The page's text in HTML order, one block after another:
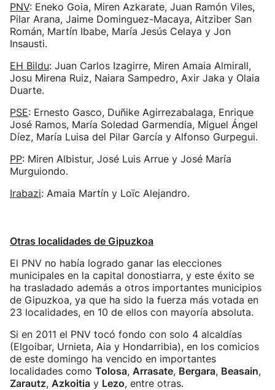
PNV: Eneko Goia, Miren Azkarate, Juan Ramón Viles,
Pilar Arana, Jaime Dominguez-Macaya, Aitziber San
Román, Martín Ibabe, María Jesús Celaya y Jon
Insausti.
EH Bildu: Juan Carlos Izagirre, Miren Amaia Almirall,
Josu Mirena Ruiz, Naiara Sampedro, Axir Jaka y Olaia
Duarte.
PSE: Ernesto Gasco, Duñike Agirrezabalaga, Enrique
José Ramos, María Soledad Garmendia, Miguel Ángel
Díez, María Luisa del Pilar García y Alfonso Gurpegui.
PP: Miren Albistur, José Luis Arrue y José María
Murguiondo.
Irabazi: Amaia Martín y Loïc Alejandro.
Otras localidades de Gipuzkoa
El PNV no había logrado ganar las elecciones
municipales en la capital donostiarra, y este éxito se
ha trasladado además a otros importantes municipios
de Gipuzkoa, ya que ha sido la fuerza más votada en
23 localidades, en 10 de ellos con mayoría absoluta.
Si en 2011 el PNV tocó fondo con solo 4 alcaldías
(Elgoibar, Urnieta, Aia y Hondarribia), en los comicios
de este domingo ha vencido en importantes
localidades como Tolosa, Arrasate, Bergara, Beasain,
Zarautz, Azkoitia y Lezo, entre otras.